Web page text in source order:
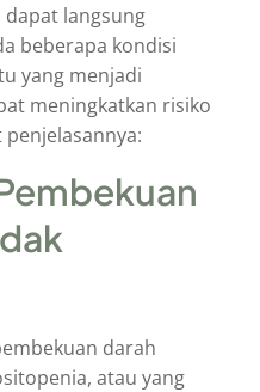
langsung
beberapa kondisi
yang menjadi
meningkatkan risiko
darah
atau yang